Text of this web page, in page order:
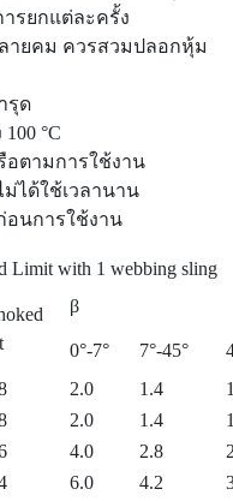
รยกแต่ละครั้ง
ายคม ควรสวมปลอกหุ้ม
รุด
°C
อตามการใช้งาน
ได้ใช้เวลานาน
อนการใช้งาน
Limit with 1 webbing sling
β
0°-7° 7°-45°
2.0 1.4
2.0 1.4
4.0 2.8
6.0 4.2